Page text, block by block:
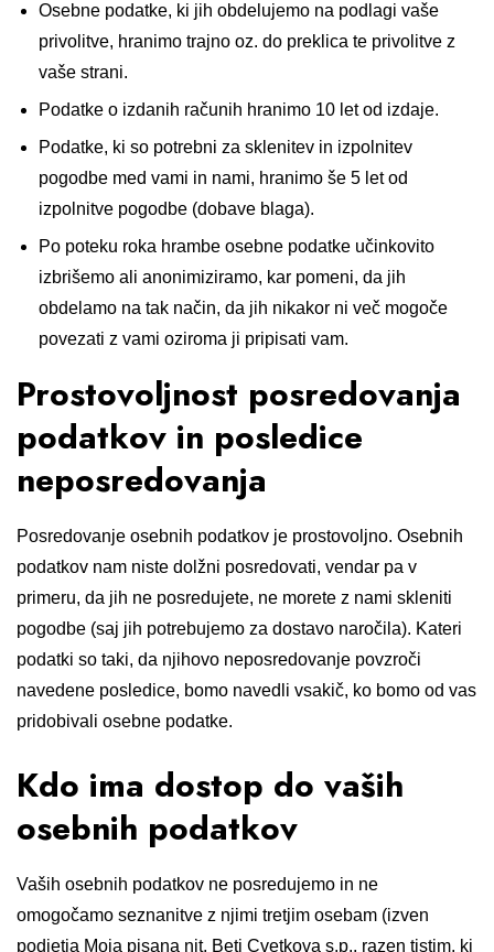
Osebne podatke, ki jih obdelujemo na podlagi vaše
privolitve, hranimo trajno oz. do preklica te privolitve z
vaše strani.
Podatke o izdanih računih hranimo 10 let od izdaje.
Podatke, ki so potrebni za sklenitev in izpolnitev
pogodbe med vami in nami, hranimo še 5 let od
izpolnitve pogodbe (dobave blaga).
Po poteku roka hrambe osebne podatke učinkovito
izbrišemo ali anonimiziramo, kar pomeni, da jih
obdelamo na tak način, da jih nikakor ni več mogoče
povezati z vami oziroma ji pripisati vam.
Prostovoljnost posredovanja
podatkov in posledice
neposredovanja
Posredovanje osebnih podatkov je prostovoljno. Osebnih
podatkov nam niste dolžni posredovati, vendar pa v
primeru, da jih ne posredujete, ne morete z nami skleniti
pogodbe (saj jih potrebujemo za dostavo naročila). Kateri
podatki so taki, da njihovo neposredovanje povzroči
navedene posledice, bomo navedli vsakič, ko bomo od vas
pridobivali osebne podatke.
Kdo ima dostop do vaših
osebnih podatkov
Vaših osebnih podatkov ne posredujemo in ne
omogočamo seznanitve z njimi tretjim osebam (izven
podjetja Moja pisana nit, Beti Cvetkova s.p., razen tistim, ki